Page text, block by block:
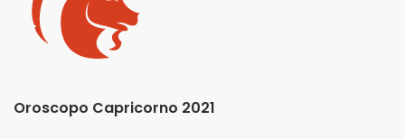
Oroscopo Capricorno 2021